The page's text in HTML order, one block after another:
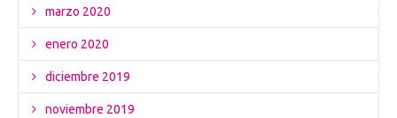
marzo 2020
enero 2020
diciembre 2019
noviembre 2019